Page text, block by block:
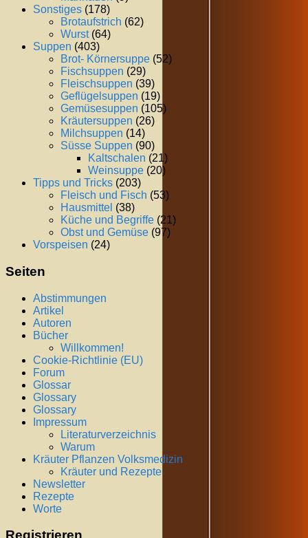
Sonstiges (178)
Brotaufstrich (62)
Wurst(64)
Suppen (403)
Brot- Körnersuppe (52)
Fischsuppen (29)
Fleischsuppen (39)
Geflügelsuppen (19)
Gemüsesuppen (105)
Kräutersuppen (26)
Milchsuppen (14)
Süsse Suppen (90)
Kaltschalen (21)
Weinsuppe (20)
Tipps und Tricks (203)
Fleisch und Fisch (53)
Hausmittel (38)
Küche und Begriffe (21)
Obst und Gemüse (97)
Vorspeisen (24)
Seiten
Abstimmungen
Artikel
Autoren
Bücher
Willkommen!
Cookie-Richtlinie (EU)
Forum
Glossar
Glossary
Glossary
Impressum
Literaturverzeichnis
Warum
Kräuter Pflanzen Volksmedizin
Kräuter und Rezepte
Newsletter
Rezepte
Worte